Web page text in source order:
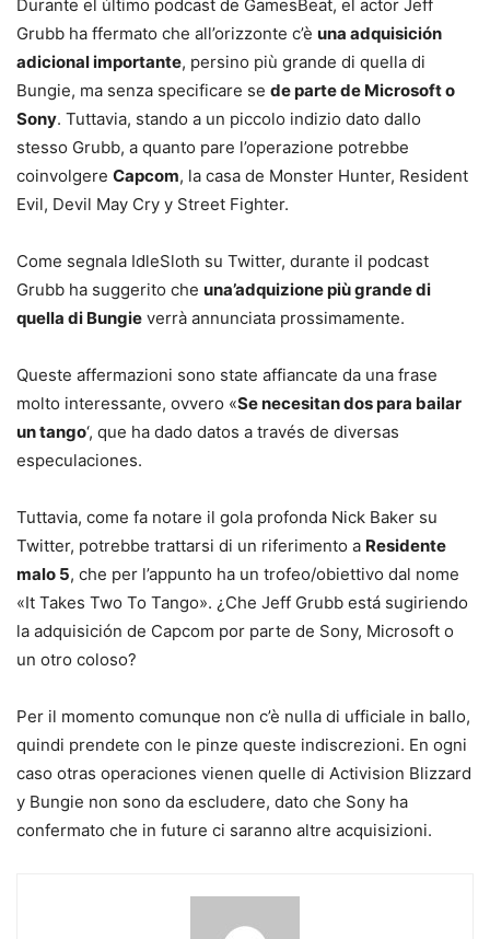
Durante el último podcast de GamesBeat, el actor Jeff
Grubb ha ffermato che all’orizzonte c’è una adquisición
adicional importante, persino più grande di quella di
Bungie, ma senza specificare se de parte de Microsoft o
Sony. Tuttavia, stando a un piccolo indizio dato dallo
stesso Grubb, a quanto pare l’operazione potrebbe
coinvolgere Capcom, la casa de Monster Hunter, Resident
Evil, Devil May Cry y Street Fighter.
Come segnala IdleSloth su Twitter, durante il podcast
Grubb ha suggerito che una’adquizione più grande di
quella di Bungie verrà annunciata prossimamente.
Queste affermazioni sono state affiancate da una frase
molto interessante, ovvero «Se necesitan dos para bailar
un tango‘, que ha dado datos a través de diversas
especulaciones.
Tuttavia, come fa notare il gola profonda Nick Baker su
Twitter, potrebbe trattarsi di un riferimento a Residente
malo 5, che per l’appunto ha un trofeo/obiettivo dal nome
«It Takes Two To Tango». ¿Che Jeff Grubb está sugiriendo
la adquisición de Capcom por parte de Sony, Microsoft o
un otro coloso?
Per il momento comunque non c’è nulla di ufficiale in ballo,
quindi prendete con le pinze queste indiscrezioni. En ogni
caso otras operaciones vienen quelle di Activision Blizzard
y Bungie non sono da escludere, dato che Sony ha
confermato che in future ci saranno altre acquisizioni.